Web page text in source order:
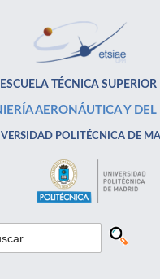
ESCUELA TÉCNICA SUPERIOR
AERONÁUTICA Y DEL
POLITÉCNICA DE